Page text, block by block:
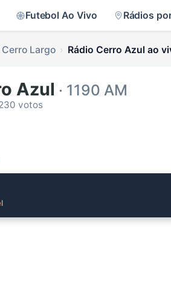
Futebol Ao Vivo Rádios
Cerro Largo Rádio Cerro Azul ao
Azul · 1190 AM
votos